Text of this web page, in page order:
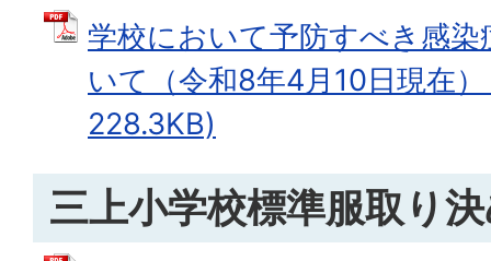
学校において予防すべき感
いて（令和8年4月10日現在
228.3KB)
三上小学校標準服取り